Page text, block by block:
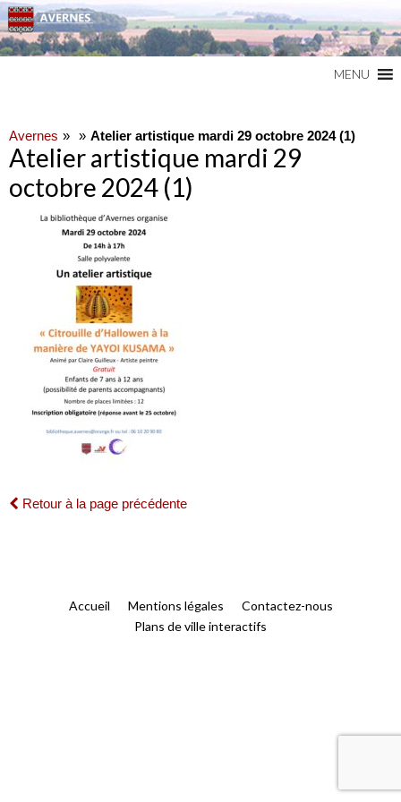
MENU
Avernes Atelier artistique mardi 29 octobre 2024 (1)
Atelier artistique mardi 29
octobre 2024 (1)
Retour à la page précédente
Accueil Mentions légales
Contactez-nous
Plans de ville interactifs